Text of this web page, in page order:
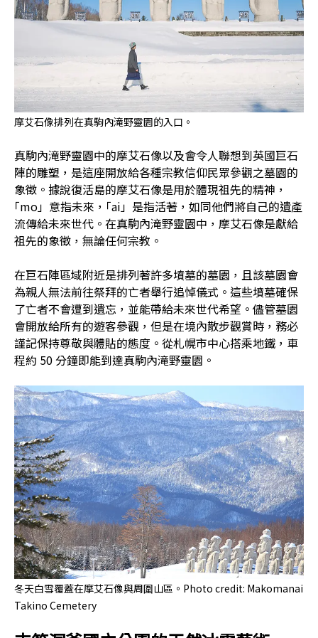
摩艾石像排列在真駒內滝野靈園的入口。
真駒內滝野靈園中的摩艾石像以及會令人聯想到英國巨石
陣的雕塑，是這座開放給各種宗教信仰民眾參觀之墓園的
象徵。據說復活島的摩艾石像是用於體現祖先的精神，
｢mo」意指未來，｢ai」是指活著，如同他們將自己的遺產
流傳給未來世代。在真駒內滝野靈園中，摩艾石像是獻給
祖先的象徵，無論任何宗教。
在巨石陣區域附近是排列著許多墳墓的墓園，且該墓園會
為親人無法前往祭拜的亡者舉行追悼儀式。這些墳墓確保
了亡者不會遭到遺忘，並能帶給未來世代希望。儘管墓園
會開放給所有的遊客參觀，但是在境內散步觀賞時，務必
謹記保持尊敬與體貼的態度。從札幌市中心搭乘地鐵，車
程約 50 分鐘即能到達真駒內滝野靈園。
冬天白雪覆蓋在摩艾石像與周圍山區。Photo credit: Makomanai
Takino Cemetery